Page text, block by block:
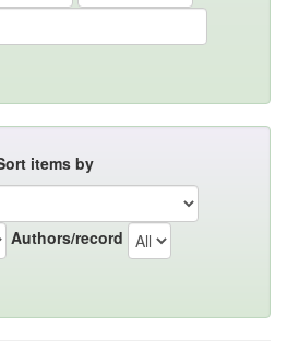
items by
Authors/record